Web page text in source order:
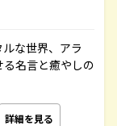
な世界、アラ
名言と癒やしの
詳細を見る